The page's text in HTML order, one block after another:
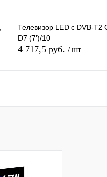
Телевизор LED с DVB-T2
D7 (7')/10
4 717,5 руб. / шт